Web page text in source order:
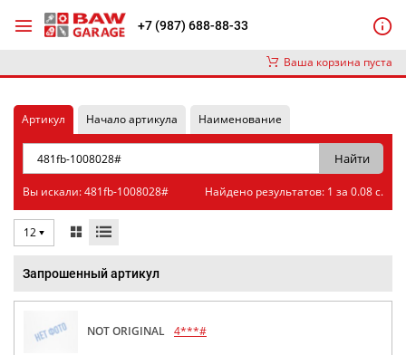
+7 (987) 688-88-33
Ваша корзина пуста
Артикул Начало артикула Наименование
Вы искали: 481fb-1008028# Найдено результатов: 1 за 0.08 с.
12
Запрошенный артикул
NOT ORIGINAL 4***#